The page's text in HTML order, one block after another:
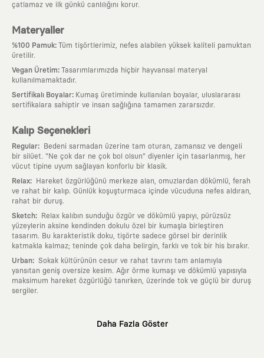
çatlamaz ve ilk günkü canlılığını korur.
Materyaller
%100 Pamuk: Tüm tişörtlerimiz, nefes alabilen yüksek kaliteli pamuktan
üretilir.
Vegan Üretim: Tasarımlarımızda hiçbir hayvansal materyal
kullanılmamaktadır.
Sertifikalı Boyalar: Kumaş üretiminde kullanılan boyalar, uluslararası
sertifikalara sahiptir ve insan sağlığına tamamen zararsızdır.
Kalıp Seçenekleri
Regular:
Bedeni sarmadan üzerine tam oturan, zamansız ve dengeli
bir silüet. "Ne çok dar ne çok bol olsun" diyenler için tasarlanmış, her
vücut tipine uyum sağlayan konforlu bir klasik.
Relax:
Hareket özgürlüğünü merkeze alan, omuzlardan dökümlü, ferah
ve rahat bir kalıp. Günlük koşuşturmaca içinde vücuduna nefes aldıran,
rahat bir duruş.
Sketch:
Relax kalıbın sunduğu özgür ve dökümlü yapıyı, pürüzsüz
yüzeylerin aksine kendinden dokulu özel bir kumaşla birleştiren
tasarım. Bu karakteristik doku, tişörte sadece görsel bir derinlik
katmakla kalmaz; teninde çok daha belirgin, farklı ve tok bir his bırakır.
Urban: Sokak kültürünün cesur ve rahat tavrını tam anlamıyla
yansıtan geniş oversize kesim. Ağır örme kumaşı ve dökümlü yapısıyla
maksimum hareket özgürlüğü tanırken, üzerinde tok ve güçlü bir duruş
sergiler.
Daha Fazla Göster